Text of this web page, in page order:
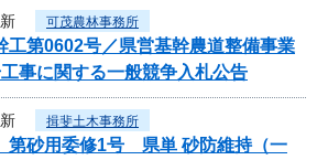
可茂農林事務所
工第0602号／県営基幹農道整備事業
事に関する一般競争入札公告
揖斐土木事務所
第砂用委修1号 県単 砂防維持（一